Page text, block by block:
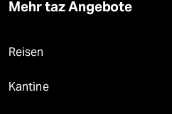
Mehr taz Angebote
Reisen
Kantine